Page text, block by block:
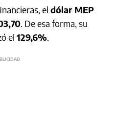
el dólar MEP
. De esa forma, su
el 129,6%.